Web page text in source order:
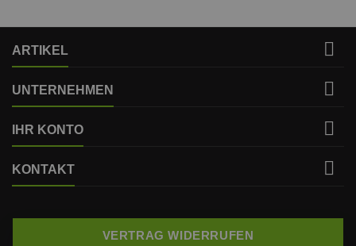
ARTIKEL 
UNTERNEHMEN 
IHR KONTO 
KONTAKT 
VERTRAG WIDERRUFEN